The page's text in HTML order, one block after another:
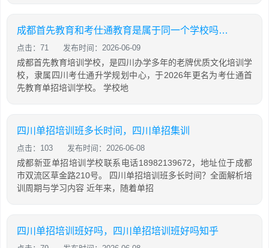
成都首先教育和考仕通教育是属于同一个学校吗？两者有什么关系
点击：71 发布时间：2026-06-09
成都首先教育培训学校，是四川办学多年的老牌优质文化培训学
校，隶属四川考仕通升学规划中心，于2026年更名为考仕通首
先教育单招培训学校。 学校地
四川单招培训班多长时间，四川单招集训
点击：103 发布时间：2026-06-08
成都新亚单招培训学校联系电话18982139672，地址位于成都
市双流区草金路210号。 四川单招培训班多长时间？全面解析培
训周期与学习内容 近年来，随着单招
四川单招培训班好吗，四川单招培训班好吗知乎